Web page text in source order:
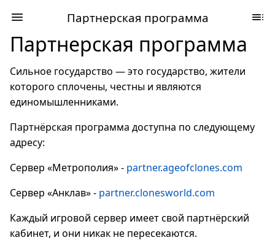
Партнерская программа
Партнерская программа
Сильное государство — это государство, жители
которого сплочены, честны и являются
единомышленниками.
Партнёрская программа доступна по следующему
адресу:
Сервер «Метрополия» - partner.ageofclones.com
Сервер «Анклав» - partner.clonesworld.com
Каждый игровой сервер имеет свой партнёрский
кабинет, и они никак не пересекаются.